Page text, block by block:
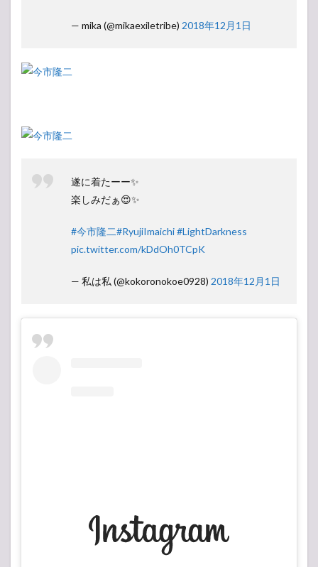
— mika (@mikaexiletribe) 2018年12月1日
遂に着たーー✨
楽しみだぁ😍✨
#今市隆二#RyujiImaichi#LightDarkness
pic.twitter.com/kDdOh0TCpK
— 私は私 (@kokoronokoe0928) 2018年12月1日